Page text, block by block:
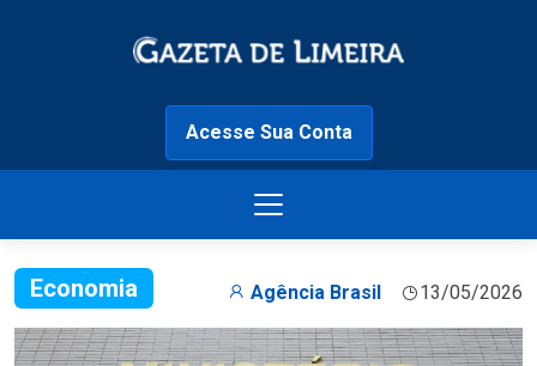
Acesse Sua Conta
Economia Agência Brasil 13/05/2026